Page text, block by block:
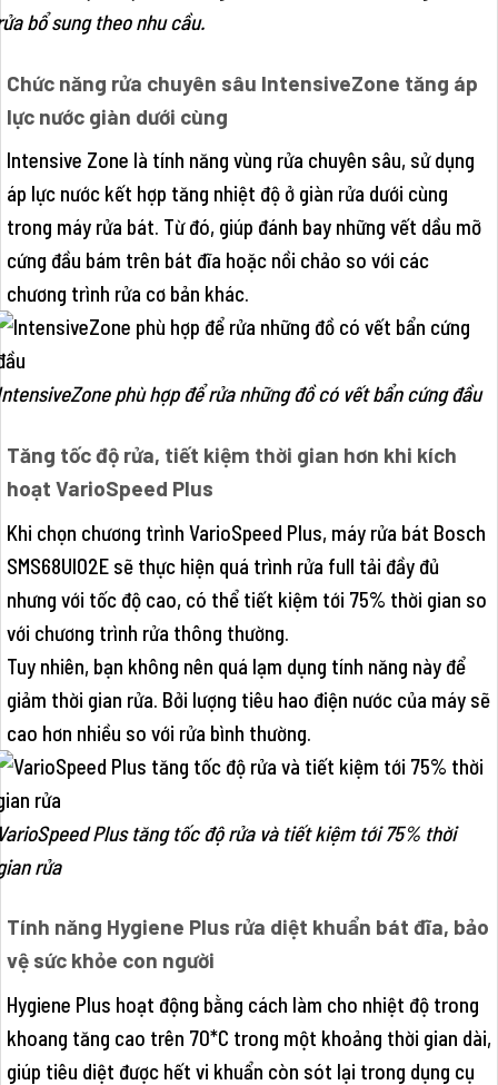
bổ sung theo nhu cầu.
Chức năng rửa chuyên sâu IntensiveZone tăng áp
lực nước giàn dưới cùng
Intensive Zone là tính năng vùng rửa chuyên sâu, sử dụng
áp lực nước kết hợp tăng nhiệt độ ở giàn rửa dưới cùng
trong máy rửa bát. Từ đó, giúp đánh bay những vết dầu mỡ
cứng đầu bám trên bát đĩa hoặc nồi chảo so với các
chương trình rửa cơ bản khác.
phù hợp để rửa những đồ có vết bẩn cứng đầu
Tăng tốc độ rửa, tiết kiệm thời gian hơn khi kích
hoạt VarioSpeed Plus
Khi chọn chương trình VarioSpeed Plus, máy rửa bát Bosch
SMS68UI02E sẽ thực hiện quá trình rửa full tải đầy đủ
nhưng với tốc độ cao, có thể tiết kiệm tới 75% thời gian so
với chương trình rửa thông thường.
Tuy nhiên, bạn không nên quá lạm dụng tính năng này để
giảm thời gian rửa. Bởi lượng tiêu hao điện nước của máy sẽ
cao hơn nhiều so với rửa bình thường.
Plus tăng tốc độ rửa và tiết kiệm tới 75% thời
rửa
Tính năng Hygiene Plus rửa diệt khuẩn bát đĩa, bảo
vệ sức khỏe con người
Hygiene Plus hoạt động bằng cách làm cho nhiệt độ trong
khoang tăng cao trên 70*C trong một khoảng thời gian dài,
giúp tiêu diệt được hết vi khuẩn còn sót lại trong dụng cụ